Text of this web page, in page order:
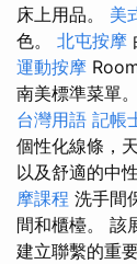
床上用品。 美
色。 北屯按摩
運動按摩
南美標準菜單。
台灣用語 記帳
個性化線條，
以及舒適的中
摩課程 洗手間
間和櫃檯。 該
建立聯繫的重